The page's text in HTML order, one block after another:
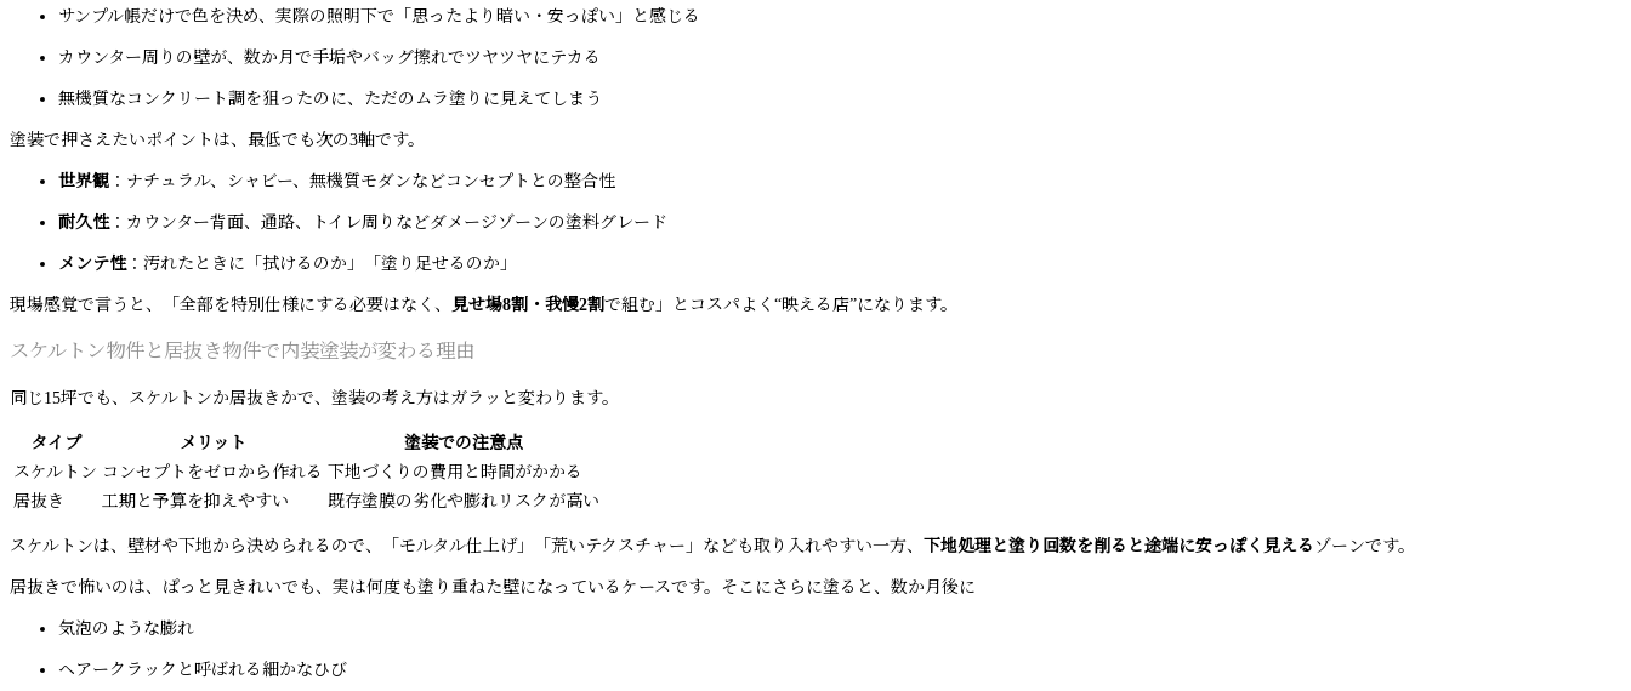
サンプル帳だけで色を決め、実際の照明下で「思ったより暗い・安っぽい」と感じる
カウンター周りの壁が、数か月で手垢やバッグ擦れでツヤツヤにテカる
無機質なコンクリート調を狙ったのに、ただのムラ塗りに見えてしまう
塗装で押さえたいポイントは、最低でも次の3軸です。
世界観 ：ナチュラル、シャビー、無機質モダンなどコンセプトとの整合性
耐久性：カウンター背面、通路、トイレ周りなどダメージゾーンの塗料グレード
メンテ性：汚れたときに「拭けるのか」「塗り足せるのか」
現場感覚で言うと、「全部を特別仕様にする必要はなく、 見せ場8割・我慢2割で組む」とコスパよく“映える店”になります。
スケルトン物件と居抜き物件で内装塗装が変わる理由
同じ15坪でも、スケルトンか居抜きかで、塗装の考え方はガラッと変わります。
タイプ メリット
塗装での注意点
スケルトン コンセプトをゼロから作れる
下地づくりの費用と時間がかかる
居抜き
工期と予算を抑えやすい 既存塗膜の劣化や膨れリスクが高い
スケルトンは、壁材や下地から決められるので、「モルタル仕上げ」「荒いテクスチャー」なども取り入れやすい一方、 下地処理と塗り回数を削ると途端に安っぽく見える ゾーンです。
居抜きで怖いのは、ぱっと見きれいでも、実は何度も塗り重ねた壁になっているケースです。そこにさらに塗ると、数か月後に
気泡のような膨れ
ヘアークラックと呼ばれる細かなひび